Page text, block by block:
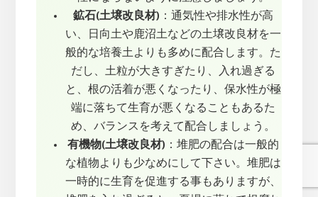
鉱石(土壌改良材) ：通気性や排水性が高
い、日向土や鹿沼土などの土壌改良材を一
般的な培養土よりも多めに配合します。た
だし、土粒が大きすぎたり、入れ過ぎる
と、根の活着が悪くなったり、保水性が極
端に落ちて生育が悪くなることもあるた
め、バランスを考えて配合しましょう。
有機物(土壌改良材) ：堆肥の配合は一般的
な植物よりも少なめにして下さい。堆肥は
一時的に生育を促進する事もありますが、